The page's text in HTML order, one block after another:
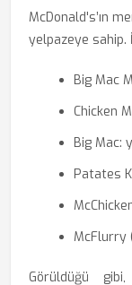
McDonald's’ın
yelpazeye sahip.
Big Mac
Chicken
Big Mac:
Patates
McFlurry
Görüldüğü